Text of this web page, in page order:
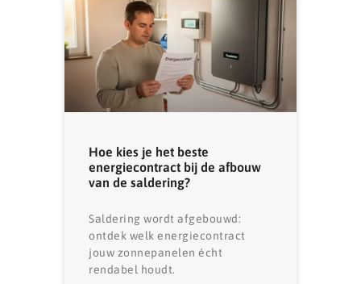
Hoe kies je het beste
energiecontract bij de afbouw
van de saldering?
Saldering wordt afgebouwd:
ontdek welk energiecontract
jouw zonnepanelen écht
rendabel houdt.